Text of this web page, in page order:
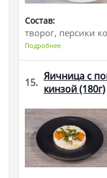
Состав:
творог, персики
Подробнее
15. Яичница с
кинзой(180г)